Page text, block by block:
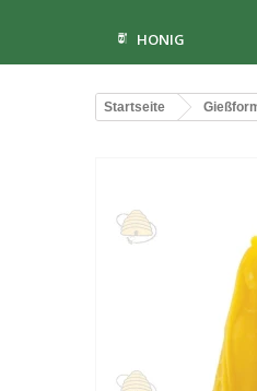
HONIG
Startseite